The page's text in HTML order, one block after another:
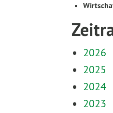
2026
2025
2024
2023